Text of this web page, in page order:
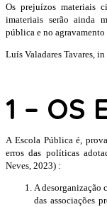
Os prejuízos materiais
imateriais serão ainda
pública e no agravamento
Luís Valadares Tavares,
1 – OS
A Escola Pública é,
erros das políticas
Neves, 2023) :
A desorganização
das associações